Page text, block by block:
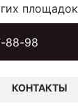
88-98
КОНТАКТЫ
площадок